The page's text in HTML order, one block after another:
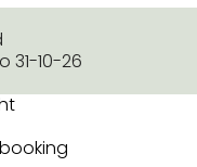
31-10-26